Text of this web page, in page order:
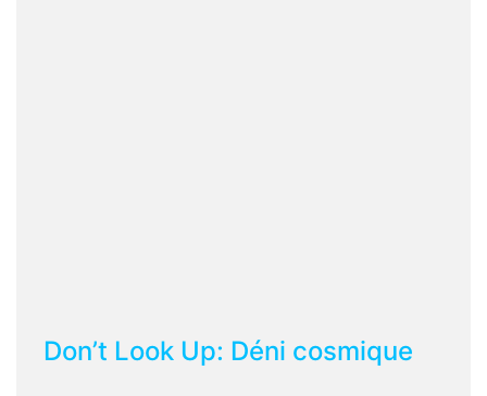
Don’t Look Up: Déni cosmique